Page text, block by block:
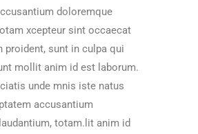
doloremque
xcepteur sint occaecat
proident, sunt in culpa qui
mollit anim id est laborum.
unde mnis iste natus
accusantium
totam.lit anim id